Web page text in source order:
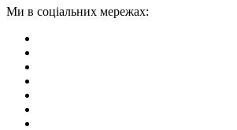
Ми в соціальних мережах: